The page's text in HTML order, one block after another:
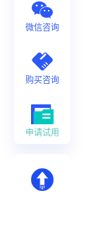
微信咨询
购买咨询
申请试用